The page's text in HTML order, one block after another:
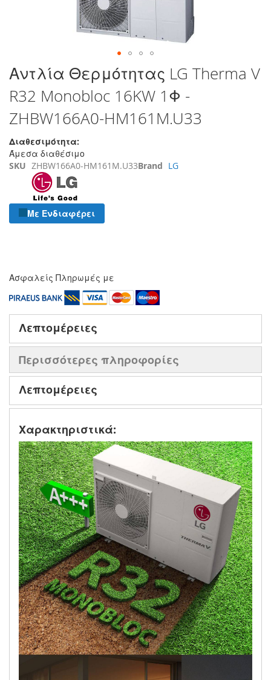
Μετάβαση
στην
αρχή
της
συλλογής
εικόνων
Αντλία Θερμότητας LG Therma V
R32 Monobloc 16KW 1Φ -
ZHBW166A0-HM161M.U33
Διαθεσιμότητα:
Άμεσα διαθέσιμο
SKU ZHBW166A0-HM161M.U33Brand LG
Με Ενδιαφέρει
Ασφαλείς Πληρωμές με
Λεπτομέρειες
Περισσότερες πληροφορίες
Λεπτομέρειες
Χαρακτηριστικά: